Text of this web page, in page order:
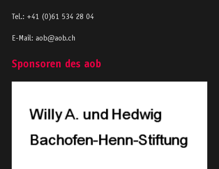
Tel.: +41 (0)61 534 28 04
E-Mail: aob@aob.ch
Sponsoren des aob